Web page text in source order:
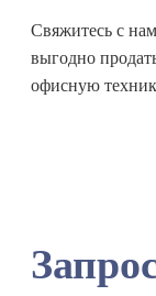
Свяжитесь с
выгодно
офисную